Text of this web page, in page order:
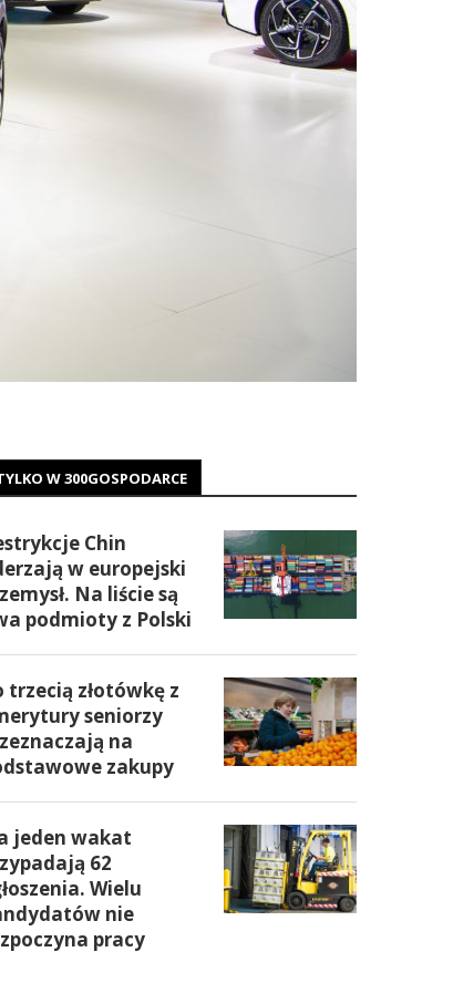
W 300GOSPODARCE
Chin
w europejski
Na liście są
podmioty z Polski
trzecią złotówkę z
seniorzy
na
zakupy
jeden wakat
62
Wielu
nie
pracy